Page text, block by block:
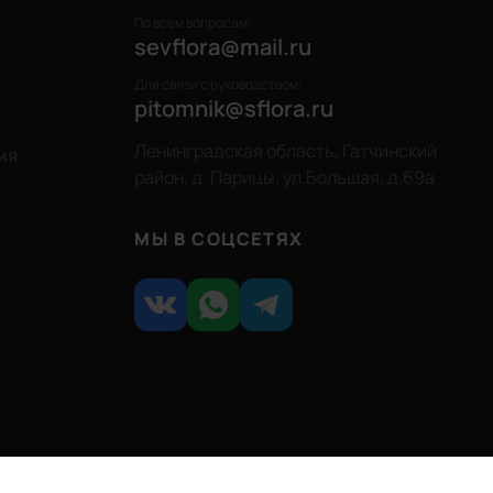
sevflora@mail.ru
pitomnik@sflora.ru
МЫ В СОЦСЕТЯХ